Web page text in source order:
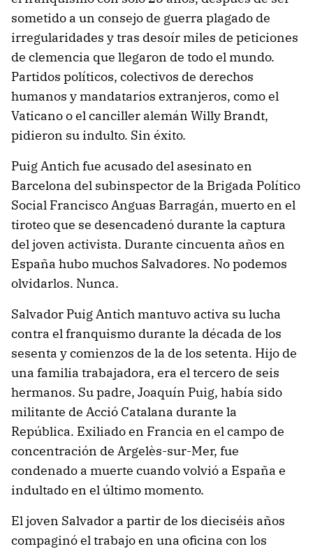
sometido a un consejo de guerra plagado de
irregularidades y tras desoír miles de peticiones
de clemencia que llegaron de todo el mundo.
Partidos políticos, colectivos de derechos
humanos y mandatarios extranjeros, como el
Vaticano o el canciller alemán Willy Brandt,
pidieron su indulto. Sin éxito.
Puig Antich fue acusado del asesinato en
Barcelona del subinspector de la Brigada Político
Social Francisco Anguas Barragán, muerto en el
tiroteo que se desencadenó durante la captura
del joven activista. Durante cincuenta años en
España hubo muchos Salvadores. No podemos
olvidarlos. Nunca.
Salvador Puig Antich mantuvo activa su lucha
contra el franquismo durante la década de los
sesenta y comienzos de la de los setenta. Hijo de
una familia trabajadora, era el tercero de seis
hermanos. Su padre, Joaquín Puig, había sido
militante de Acció Catalana durante la
República. Exiliado en Francia en el campo de
concentración de Argelès-sur-Mer, fue
condenado a muerte cuando volvió a España e
indultado en el último momento.
El joven Salvador a partir de los dieciséis años
compaginó el trabajo en una oficina con los